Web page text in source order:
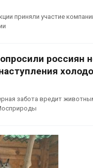
приняли участие
россиян
забота вредит